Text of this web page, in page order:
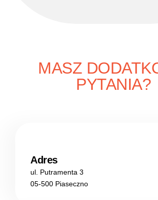
MASZ
PYTANIA?
Adres
ul. Putramenta 3
05-500 Piaseczno